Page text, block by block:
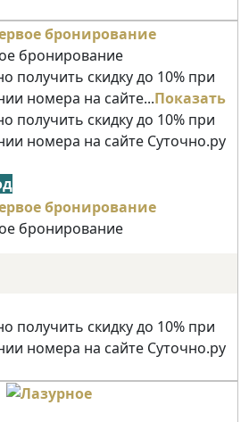
бронирование
получить скидку до 10% при
номера на сайте...Показать
получить скидку до 10% при
номера на сайте Суточно.ру
бронирование
получить скидку до 10% при
номера на сайте Суточно.ру